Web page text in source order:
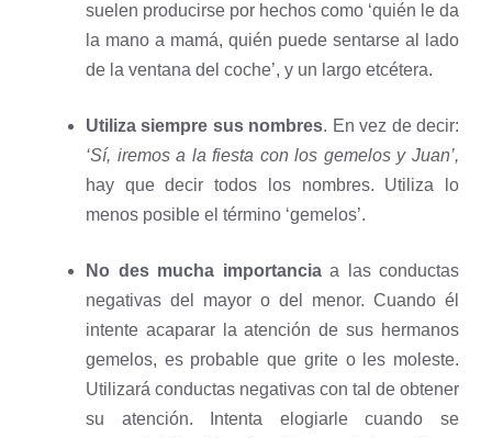
suelen producirse por hechos como ‘quién le da
la mano a mamá, quién puede sentarse al lado
de la ventana del coche’, y un largo etcétera.
Utiliza siempre sus nombres. En vez de decir:
‘Sí, iremos a la fiesta con los gemelos y Juan’,
hay que decir todos los nombres. Utiliza lo
menos posible el término ‘gemelos’.
No des mucha importanciaa las conductas
negativas del mayor o del menor. Cuando él
intente acaparar la atención de sus hermanos
gemelos, es probable que grite o les moleste.
Utilizará conductas negativas con tal de obtener
su atención. Intenta elogiarle cuando se